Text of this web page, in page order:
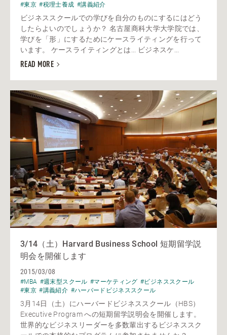
#東京 #税理士養成 #講義紹介
ビジネススクールでの学びを自分のものにするにはどう
したらよいのでしょうか？ 名古屋商科大学大学院では、
学びを「形」にするためにケースライティングを行って
います。 ケースライティングとは... ビジネスケ...
READ MORE
3/14（土）Harvard Business School 短期留学説
明会を開催します
2015/03/08
#MBA #週末型スクール #マーケティング #ビジネススクール
#東京 #講義紹介 #ハーバードビジネススクール
3月14日（土）にハーバードビジネススクール（HBS）
Executive Program への短期留学説明会を開催します。
世界的なビジネスリーダーを多数輩出するビジネススク